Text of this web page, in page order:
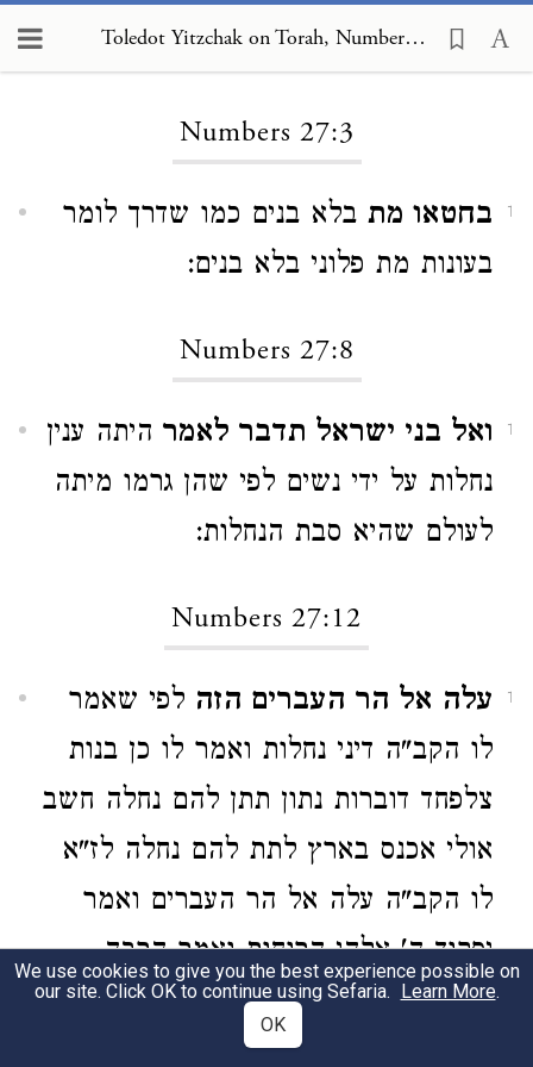
Toledot Yitzchak on Torah, Numbers 27:3
Numbers 27:3
1 בחטאו מת בלא בנים כמו שדרך לומר
בעונות מת פלוני בלא בנים:
Numbers 27:8
1 ואל בני ישראל תדבר לאמר היתה ענין
נחלות על ידי נשים לפי שהן גרמו מיתה
לעולם שהיא סבת הנחלות:
Numbers 27:12
1 עלה אל הר העברים הזה לפי שאמר
לו הקב"ה דיני נחלות ואמר לו כן בנות
צלפחד דוברות נתון תתן להם נחלה חשב
אולי אכנס בארץ לתת להם נחלה לז"א
לו הקב"ה עלה אל הר העברים ואמר
יפקוד ה' אלהי הרוחות ואמר הרבה
דברים אמר אלהי הרוחות ואמר עוד
אשר יצא לפניהם ואשר יבא לפניהם
We use cookies to give you the best experience possible on
our site. Click OK to continue using Sefaria. Learn More.
OK